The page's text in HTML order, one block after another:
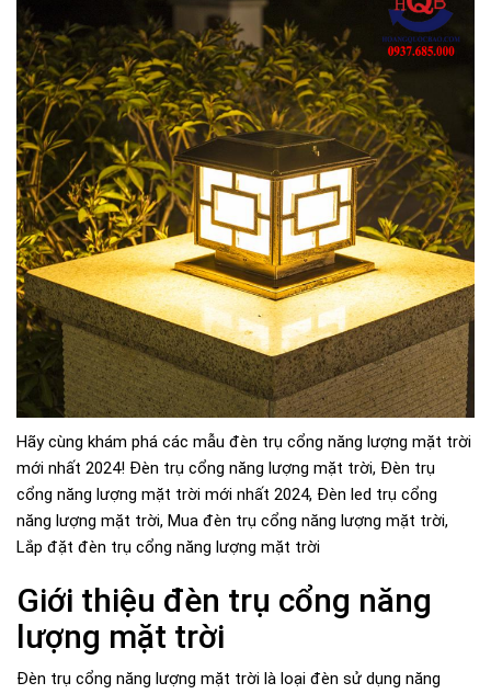
Hãy cùng khám phá các mẫu đèn trụ cổng năng lượng mặt trời
mới nhất 2024! Đèn trụ cổng năng lượng mặt trời, Đèn trụ
cổng năng lượng mặt trời mới nhất 2024, Đèn led trụ cổng
năng lượng mặt trời, Mua đèn trụ cổng năng lượng mặt trời,
Lắp đặt đèn trụ cổng năng lượng mặt trời
Giới thiệu đèn trụ cổng năng
lượng mặt trời
Đèn trụ cổng năng lượng mặt trời là loại đèn sử dụng năng